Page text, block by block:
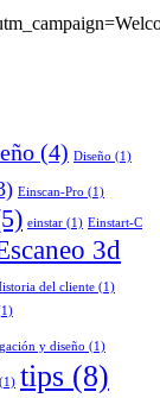
(4) Diseño (1)
Einscan-Pro (1)
einstar (1) Einstart-C
3d
del cliente (1)
y diseño (1)
(1) tips (8)